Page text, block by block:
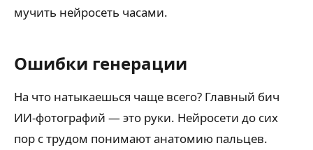
мучить нейросеть часами.
Ошибки генерации
На что натыкаешься чаще всего? Главный бич
ИИ-фотографий — это руки. Нейросети до сих
пор с трудом понимают анатомию пальцев.